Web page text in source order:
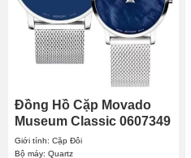
Đồng Hồ Cặp Movado
Museum Classic 0607349
- 0607425
Giới tính: Cặp Đôi
Bộ máy: Quartz